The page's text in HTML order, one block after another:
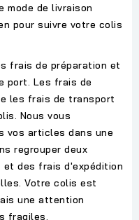
mode de livraison
pour suivre votre colis
frais de préparation et
port. Les frais de
les frais de transport
Nous vous
vos articles dans une
regrouper deux
et des frais d'expédition
Votre colis est
une attention
fragiles.